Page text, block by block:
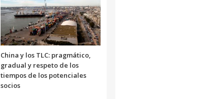
China y los TLC: pragmático,
gradual y respeto de los
tiempos de los potenciales
socios